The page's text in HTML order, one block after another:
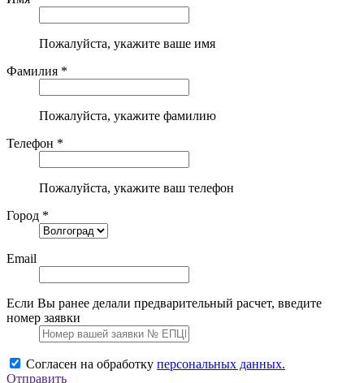
Пожалуйста, укажите ваше имя
Фамилия *
Пожалуйста, укажите фамилию
Телефон *
Пожалуйста, укажите ваш телефон
Город *
Email
Если Вы ранее делали предварительный расчет, введите
номер заявки
Согласен на обработку персональных данных.
Отправить